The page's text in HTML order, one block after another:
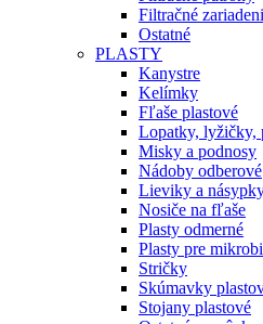
Filtračné
Ostatné
PLASTY
Kanystre
Kelímky
Fľaše plastové
Lopatky, lyžičky,
Misky a podnosy
Nádoby odberové
Lieviky a
Nosiče na fľaše
Plasty odmerné
Plasty pre
Stričky
Skúmavky
Stojany plastové